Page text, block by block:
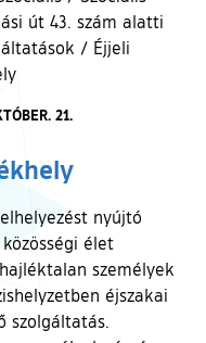
út 43. szám alatti
/ Éjjeli
21.
nyújtó
élet
személyek
éjszakai
szolgáltatás.